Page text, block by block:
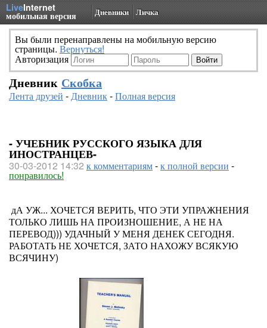
LiveInternet
мобильная версия Дневники Личка
Вы были перенаправлены на мобильную версию
страницы. Вернуться!
Авторизация
Дневник Скобка
Лента друзей -Дневник-Полная версия
- УЧЕБНИК РУССКОГО ЯЗЫКА ДЛЯ
ИНОСТРАНЦЕВ-
30-03-2012 14:32 к комментариям-к полной версии -
понравилось!
дА УЖ... ХОЧЕТСЯ ВЕРИТЬ, ЧТО ЭТИ УПРАЖНЕНИЯ
ТОЛЬКО ЛИШЬ НА ПРОИЗНОШЕНИЕ, А НЕ НА
ПЕРЕВОД))) УДАЧНЫЙ У МЕНЯ ДЕНЕК СЕГОДНЯ.
РАБОТАТЬ НЕ ХОЧЕТСЯ, ЗАТО НАХОЖУ ВСЯКУЮ
ВСЯЧИНУ)